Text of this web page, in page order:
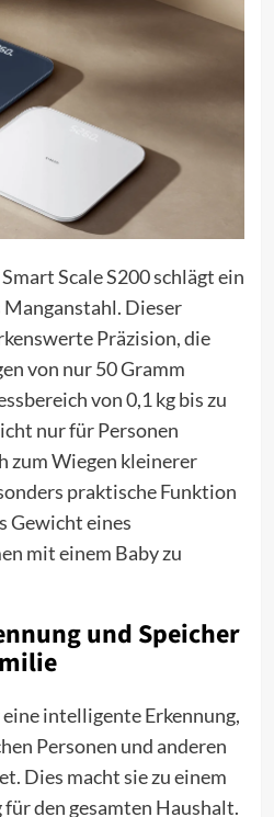
Scale S200 schlägt ein
Manganstahl. Dieser
Präzision, die
von nur 50 Gramm
von 0,1 kg bis zu
nur für Personen
zum Wiegen kleinerer
praktische Funktion
Gewicht eines
mit einem Baby zu
und Speicher
intelligente Erkennung,
Personen und anderen
Dies macht sie zu einem
den gesamten Haushalt.